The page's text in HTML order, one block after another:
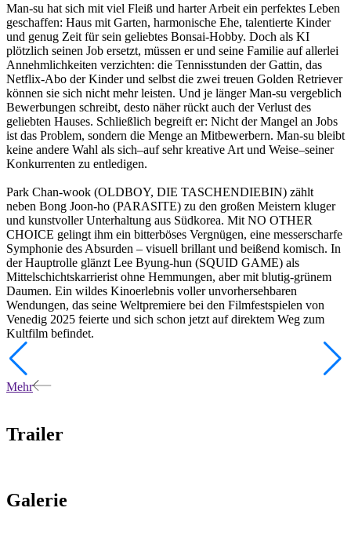
Man-su hat sich mit viel Fleiß und harter Arbeit ein perfektes Leben
geschaffen: Haus mit Garten, harmonische Ehe, talentierte Kinder
und genug Zeit für sein geliebtes Bonsai-Hobby. Doch als KI
plötzlich seinen Job ersetzt, müssen er und seine Familie auf allerlei
Annehmlichkeiten verzichten: die Tennisstunden der Gattin, das
Netflix-Abo der Kinder und selbst die zwei treuen Golden Retriever
können sie sich nicht mehr leisten. Und je länger Man-su vergeblich
Bewerbungen schreibt, desto näher rückt auch der Verlust des
geliebten Hauses. Schließlich begreift er: Nicht der Mangel an Jobs
ist das Problem, sondern die Menge an Mitbewerbern. Man-su bleibt
keine andere Wahl als sich–auf sehr kreative Art und Weise–seiner
Konkurrenten zu entledigen.
Park Chan-wook (OLDBOY, DIE TASCHENDIEBIN) zählt
neben Bong Joon-ho (PARASITE) zu den großen Meistern kluger
und kunstvoller Unterhaltung aus Südkorea. Mit NO OTHER
CHOICE gelingt ihm ein bitterböses Vergnügen, eine messerscharfe
Symphonie des Absurden – visuell brillant und beißend komisch. In
der Hauptrolle glänzt Lee Byung-hun (SQUID GAME) als
Mittelschichtskarrierist ohne Hemmungen, aber mit blutig-grünem
Daumen. Ein wildes Kinoerlebnis voller unvorhersehbaren
Wendungen, das seine Weltpremiere bei den Filmfestspielen von
Venedig 2025 feierte und sich schon jetzt auf direktem Weg zum
Kultfilm befindet.
Mehr
Trailer
Galerie